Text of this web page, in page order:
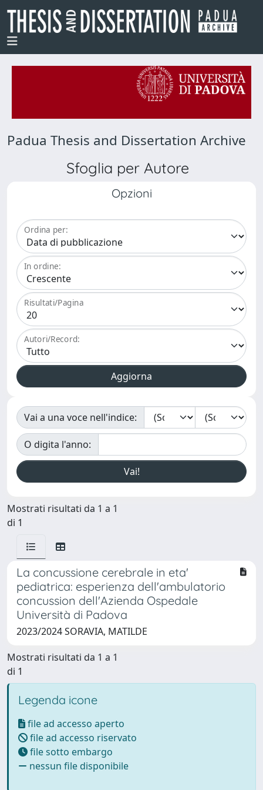
Padua Thesis and Dissertation Archive
Sfoglia per Autore
Opzioni
Ordina per:
In ordine:
Risultati/Pagina
Autori/Record:
Vai a una voce nell'indice:
O digita l'anno:
Mostrati risultati da 1 a 1
di 1
La concussione cerebrale in eta'
pediatrica: esperienza dell'ambulatorio
concussion dell'Azienda Ospedale
Università di Padova
2023/2024 SORAVIA, MATILDE
Mostrati risultati da 1 a 1
di 1
Legenda icone
file ad accesso aperto
file ad accesso riservato
file sotto embargo
nessun file disponibile